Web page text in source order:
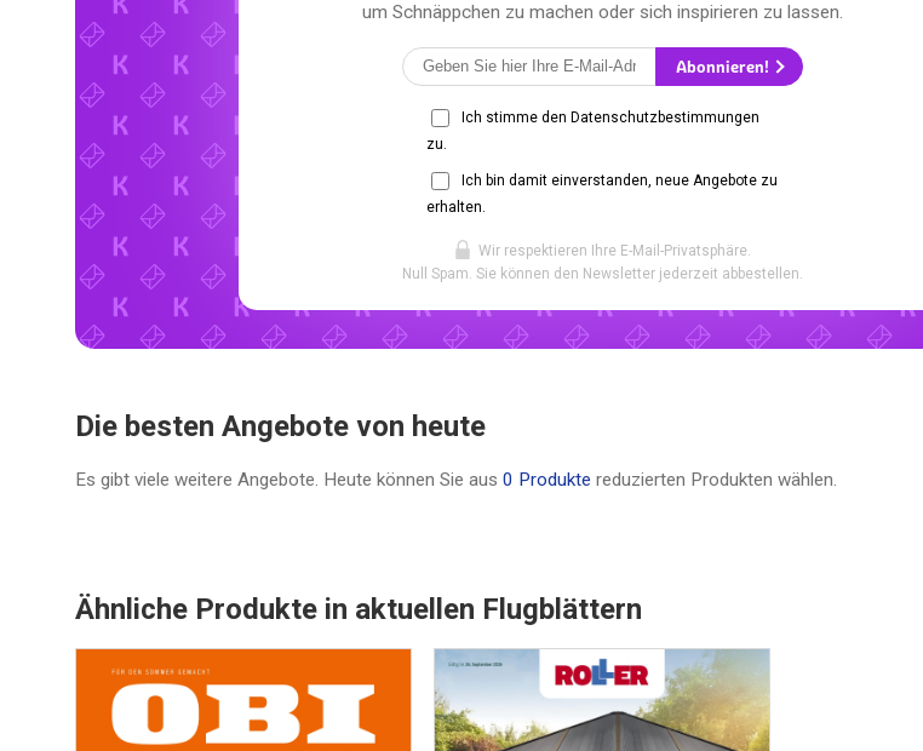
um Schnäppchen zu machen oder sich inspirieren zu lassen.
Abonnieren!
Ich stimme den Datenschutzbestimmungen
zu.
Ich bin damit einverstanden, neue Angebote zu
erhalten.
Wir respektieren Ihre E-Mail-Privatsphäre.
Null Spam. Sie können den Newsletter jederzeit abbestellen.
Die besten Angebote von heute
Es gibt viele weitere Angebote. Heute können Sie aus 0 Produkte reduzierten Produkten wählen.
Ähnliche Produkte in aktuellen Flugblättern